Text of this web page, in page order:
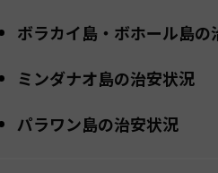
ボラカイ島・ボホール島の
ミンダナオ島の治安状況
パラワン島の治安状況